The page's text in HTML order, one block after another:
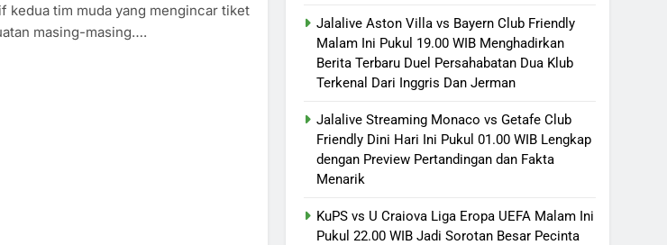
kedua tim muda yang mengincar tiket
masing-masing….
Jalalive Aston Villa vs Bayern Club Friendly
Malam Ini Pukul 19.00 WIB Menghadirkan
Berita Terbaru Duel Persahabatan Dua Klub
Terkenal Dari Inggris Dan Jerman
Jalalive Streaming Monaco vs Getafe Club
Friendly Dini Hari Ini Pukul 01.00 WIB Lengkap
dengan Preview Pertandingan dan Fakta
Menarik
KuPS vs U Craiova Liga Eropa UEFA Malam Ini
Pukul 22.00 WIB Jadi Sorotan Besar Pecinta